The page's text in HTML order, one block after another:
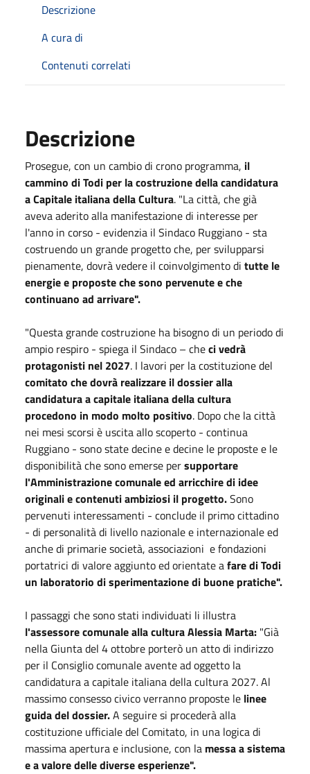
Descrizione
A cura di
Contenuti correlati
Descrizione
Prosegue, con un cambio di crono programma, il
cammino di Todi per la costruzione della candidatura
a Capitale italiana della Cultura. "La città, che già
aveva aderito alla manifestazione di interesse per
l'anno in corso - evidenzia il Sindaco Ruggiano - sta
costruendo un grande progetto che, per svilupparsi
pienamente, dovrà vedere il coinvolgimento di tutte le
energie e proposte che sono pervenute e che
continuano ad arrivare".
"Questa grande costruzione ha bisogno di un periodo di
ampio respiro - spiega il Sindaco – checi vedrà
protagonisti nel 2027. I lavori per la costituzione del
comitato che dovrà realizzare il dossier alla
candidatura a capitale italiana della cultura
procedono in modo molto positivo. Dopo che la città
nei mesi scorsi è uscita allo scoperto - continua
Ruggiano - sono state decine e decine le proposte e le
disponibilità che sono emerse persupportare
l'Amministrazione comunale ed arricchire di idee
originali e contenuti ambiziosi il progetto.Sono
pervenuti interessamenti - conclude il primo cittadino
- di personalità di livello nazionale e internazionale ed
anche di primarie società, associazioni e fondazioni
portatrici di valore aggiunto ed orientate afare di Todi
un laboratorio di sperimentazione di buone pratiche".
I passaggi che sono stati individuati li illustra
l'assessore comunale alla cultura Alessia Marta: "Già
nella Giunta del 4 ottobre porterò un atto di indirizzo
per il Consiglio comunale avente ad oggetto la
candidatura a capitale italiana della cultura 2027. Al
massimo consesso civico verranno proposte le linee
guida del dossier.A seguire si procederà alla
costituzione ufficiale del Comitato, in una logica di
massima apertura e inclusione, con la messa a sistema
e a valore delle diverse esperienze".